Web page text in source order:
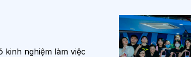
kinh nghiệm làm việc